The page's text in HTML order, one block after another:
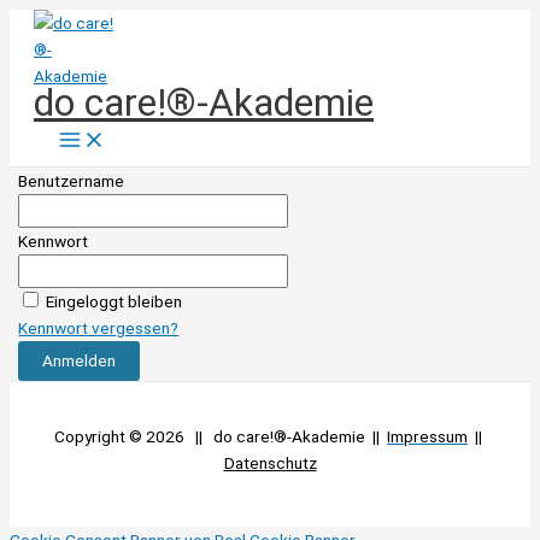
Zum
Inhalt
springen
do care!®-Akademie
Benutzername
Kennwort
Eingeloggt bleiben
Kennwort vergessen?
Copyright © 2026 || do care!®-Akademie || Impressum ||
Datenschutz